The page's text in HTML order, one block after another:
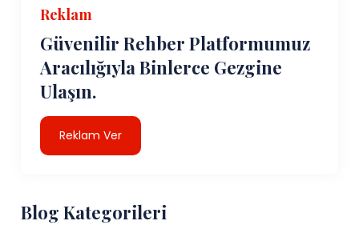
Reklam
Güvenilir Rehber Platformumuz
Aracılığıyla Binlerce Gezgine
Ulaşın.
Reklam Ver
Blog Kategorileri